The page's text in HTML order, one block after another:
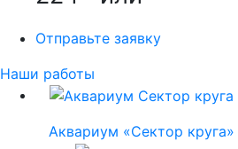
Отправьте заявку
Наши работы
Аквариум «Сектор круга»